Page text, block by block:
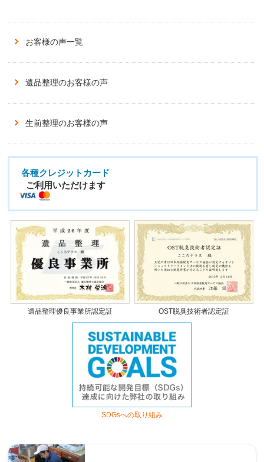
お客様の声一覧
遺品整理のお客様の声
生前整理のお客様の声
各種クレジットカード
ご利用いただけます
遺品整理優良事業所認定証 OST脱臭技術者認定証
SDGsへの取り組み